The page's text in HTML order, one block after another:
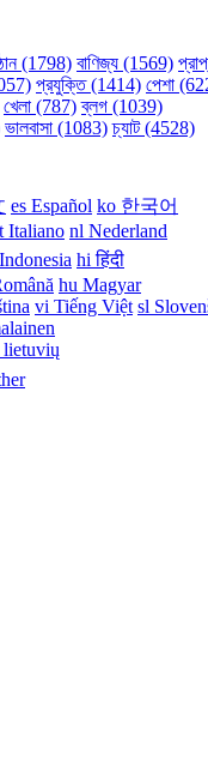
(1798) বাণিজ্য (1569)
প্রযুক্তি (1414) পেশা
খেলা (787) ব্লগ (1039)
ভালবাসা (1083) চ্যাট (4528)
es Español ko 한국어
Italiano nl Nederland
hi हिंदी
hu Magyar
vi Tiếng Việt sl